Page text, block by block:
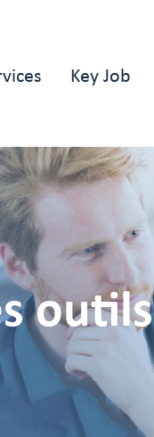
Key Job
outils